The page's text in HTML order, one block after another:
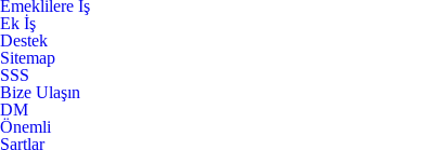
Emeklilere İş
Ek İş
Destek
Sitemap
SSS
Bize Ulaşın
DM
Önemli
Şartlar